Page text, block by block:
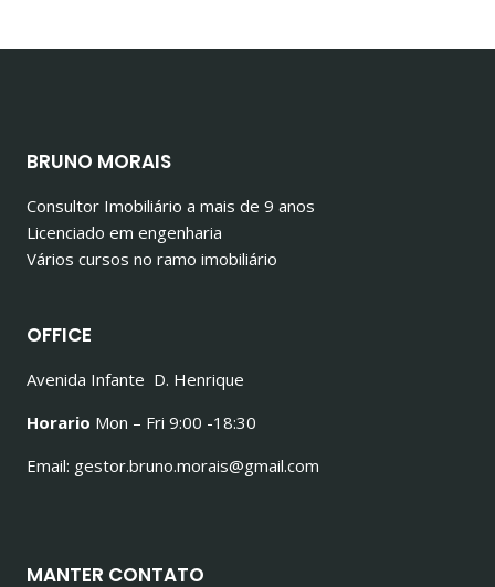
BRUNO MORAIS
Consultor Imobiliário a mais de 9 anos
Licenciado em engenharia
Vários cursos no ramo imobiliário
OFFICE
Avenida Infante D. Henrique
Horario Mon – Fri 9:00 -18:30
Email: gestor.bruno.morais@gmail.com
MANTER CONTATO